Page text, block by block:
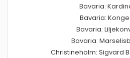
Bavaria:
Bavaria:
Bavaria:
Bavaria:
Christineholm: Sigvard